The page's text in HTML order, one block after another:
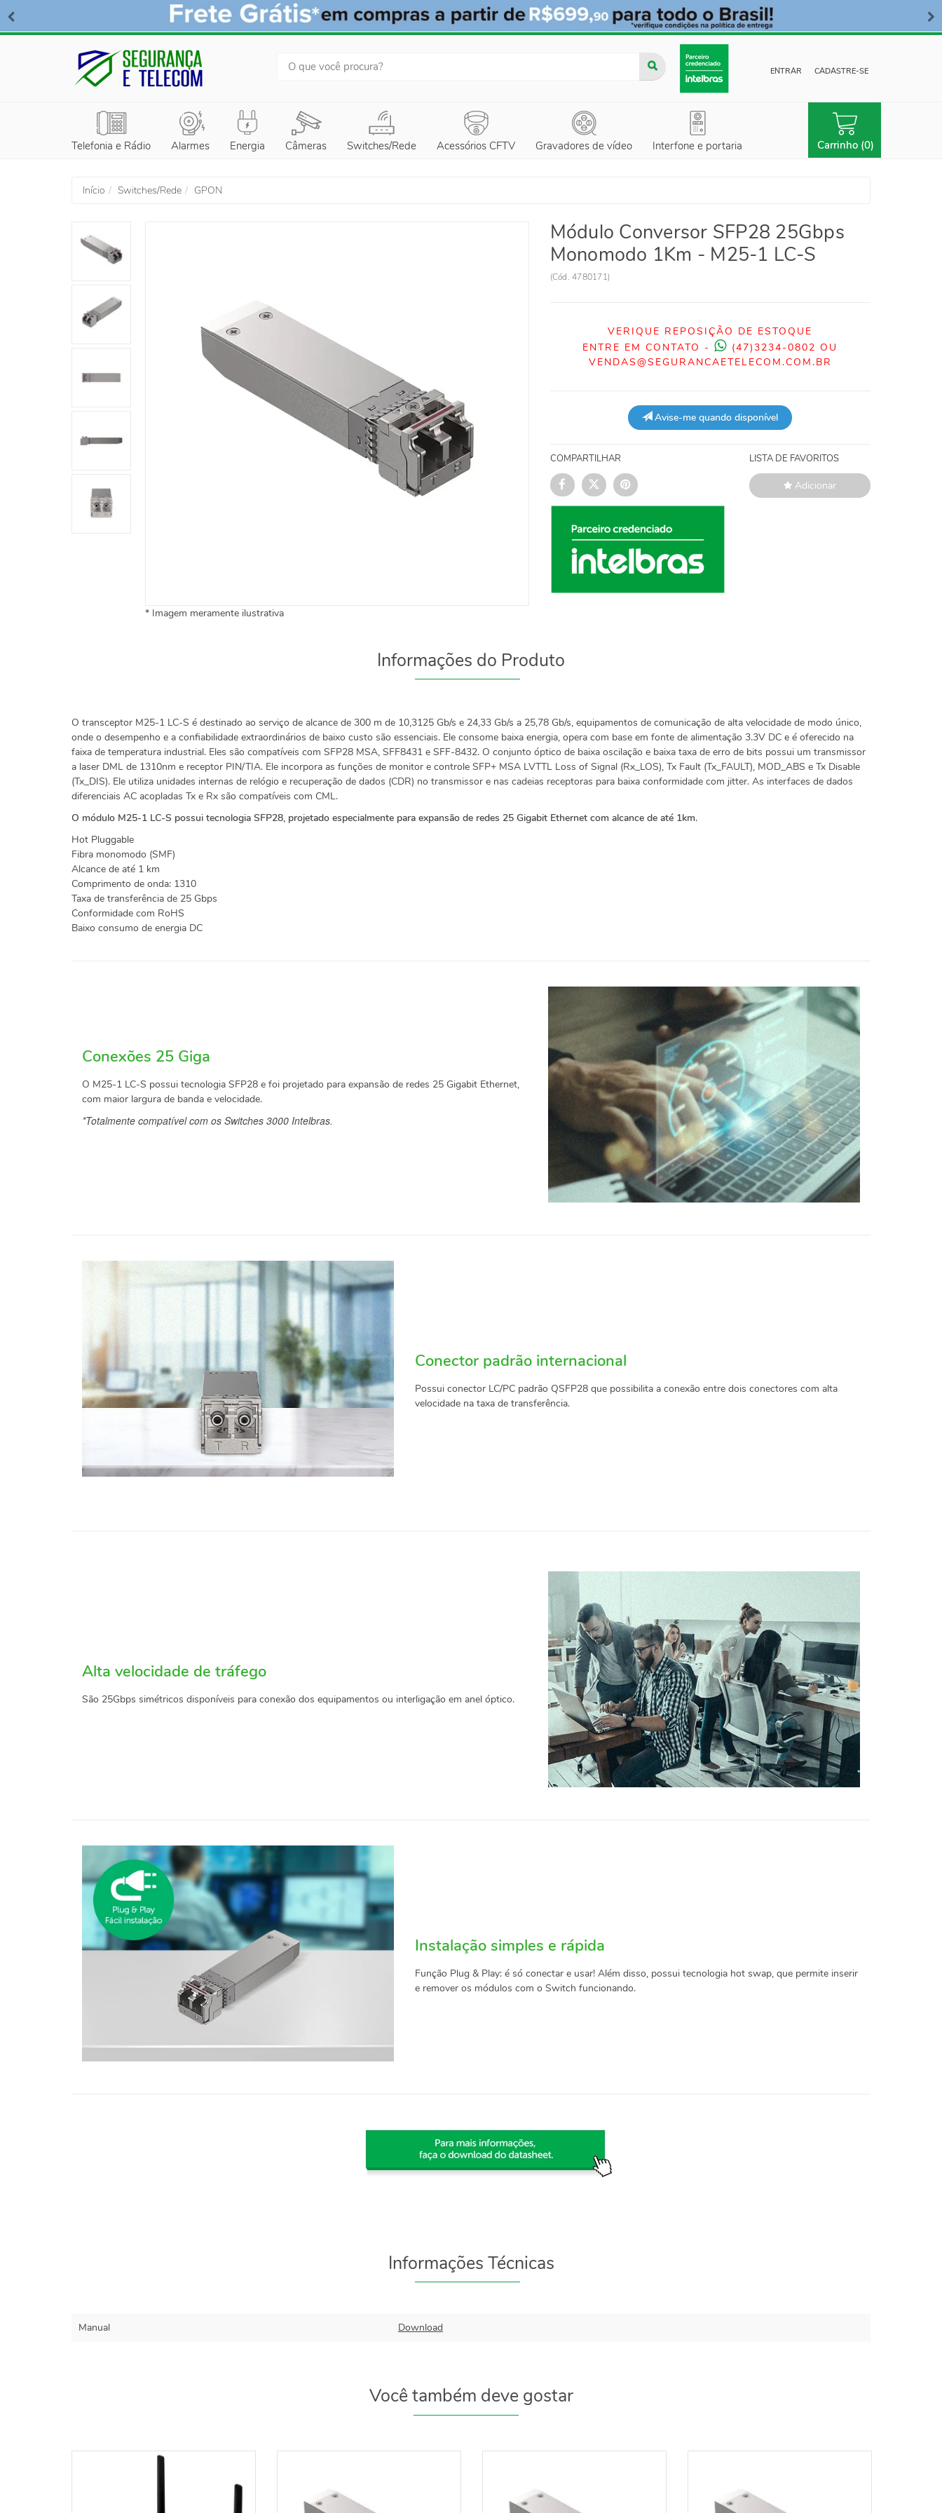
ENTRAR
CADASTRE-SE
Telefonia e Rádio Alarmes Energia Câmeras Switches/Rede Acessórios CFTV Gravadores de vídeo Interfone e portaria Carrinho (0)
Início Switches/Rede GPON
Módulo Conversor SFP28 25Gbps
Monomodo 1Km - M25-1 LC-S
(Cód. 4780171)
VERIQUE REPOSIÇÃO DE ESTOQUE
ENTRE EM CONTATO -
(47)3234-0802 OU
VENDAS@SEGURANCAETELECOM.COM.BR
Avise-me quando disponível
COMPARTILHAR LISTA DE FAVORITOS
Adicionar
Informações do Produto
O transceptor M25-1 LC-S é destinado ao serviço de alcance de 300 m de 10,3125 Gb/s e 24,33 Gb/s a 25,78 Gb/s, equipamentos de comunicação de alta velocidade de modo único,
onde o desempenho e a confiabilidade extraordinários de baixo custo são essenciais. Ele consome baixa energia, opera com base em fonte de alimentação 3.3V DC e é oferecido na
faixa de temperatura industrial. Eles são compatíveis com SFP28 MSA, SFF8431 e SFF-8432. O conjunto óptico de baixa oscilação e baixa taxa de erro de bits possui um transmissor
a laser DML de 1310nm e receptor PIN/TIA. Ele incorpora as funções de monitor e controle SFP+ MSA LVTTL Loss of Signal (Rx_LOS), Tx Fault (Tx_FAULT), MOD_ABS e Tx Disable
(Tx_DIS). Ele utiliza unidades internas de relógio e recuperação de dados (CDR) no transmissor e nas cadeias receptoras para baixa conformidade com jitter. As interfaces de dados
diferenciais AC acopladas Tx e Rx são compatíveis com CML.
O módulo M25-1 LC-S possui tecnologia SFP28, projetado especialmente para expansão de redes 25 Gigabit Ethernet com alcance de até 1km.
Hot Pluggable
Fibra monomodo (SMF)
Alcance de até 1 km
Comprimento de onda: 1310
Taxa de transferência de 25 Gbps
Conformidade com RoHS
Baixo consumo de energia DC
Conexões 25 Giga
O M25-1 LC-S possui tecnologia SFP28 e foi projetado para expansão de redes 25 Gigabit Ethernet,
com maior largura de banda e velocidade.
*Totalmente compatível com os Switches 3000 Intelbras.
Conector padrão internacional
Possui conector LC/PC padrão QSFP28 que possibilita a conexão entre dois conectores com alta
velocidade na taxa de transferência.
Alta velocidade de tráfego
São 25Gbps simétricos disponíveis para conexão dos equipamentos ou interligação em anel óptico.
Instalação simples e rápida
Função Plug & Play: é só conectar e usar! Além disso, possui tecnologia hot swap, que permite inserir
e remover os módulos com o Switch funcionando.
Informações Técnicas
Manual Download
Você também deve gostar